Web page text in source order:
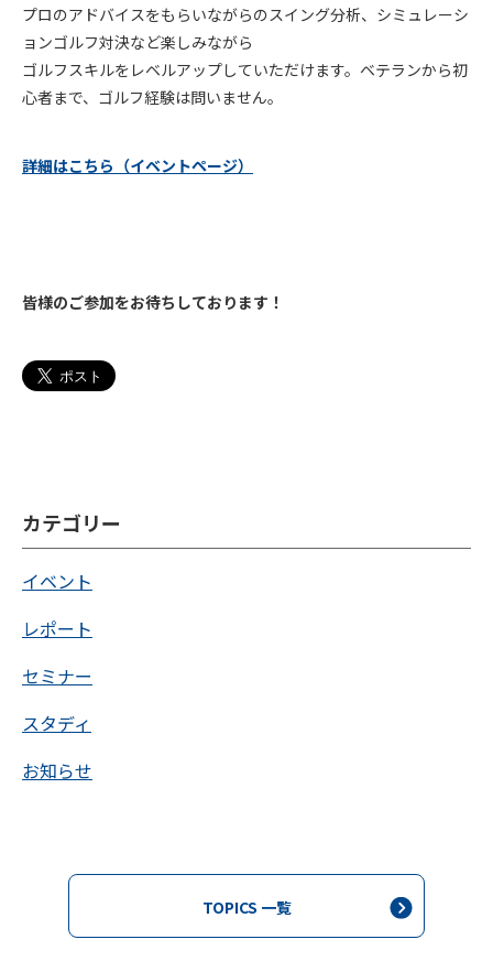
プロのアドバイスをもらいながらのスイング分析、シミュレーシ
ョンゴルフ対決など楽しみながら
ゴルフスキルをレベルアップしていただけます。ベテランから初
心者まで、ゴルフ経験は問いません。
詳細はこちら（イベントページ）
皆様のご参加をお待ちしております！
カテゴリー
イベント
レポート
セミナー
スタディ
お知らせ
TOPICS 一覧